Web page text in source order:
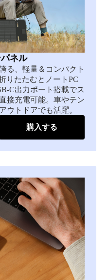
ネル
る、軽量＆コンパクト
りたたむとノートPC
C出力ポート搭載でス
接充電可能。車やテン
ウトドアでも活躍。
購入する